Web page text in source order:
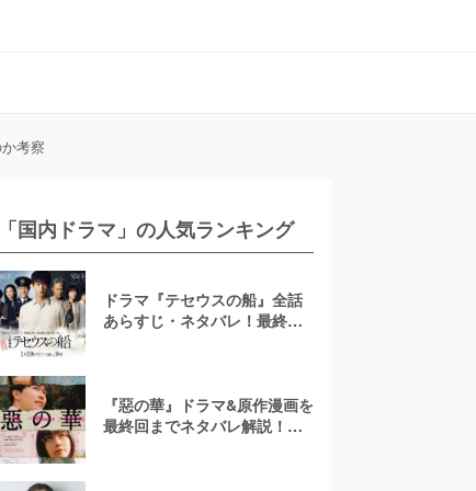
考察
「国内ドラマ」の人気ランキング
ドラマ『テセウスの船』全話
あらすじ・ネタバレ！最終回
『惡の華』ドラマ&原作漫画を
最終回までネタバレ解説！ア